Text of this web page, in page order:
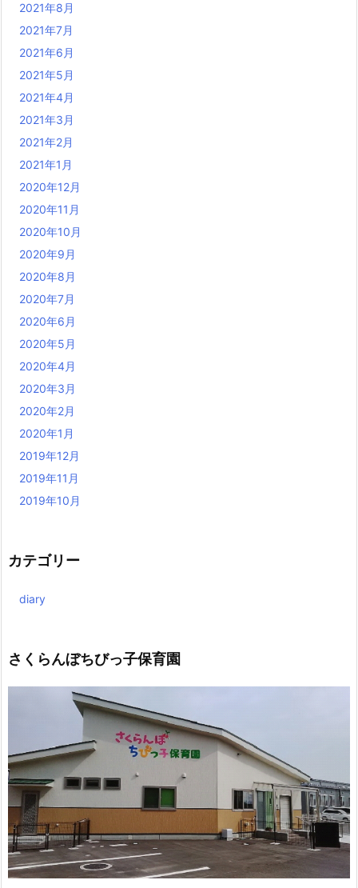
2021年8月
2021年7月
2021年6月
2021年5月
2021年4月
2021年3月
2021年2月
2021年1月
2020年12月
2020年11月
2020年10月
2020年9月
2020年8月
2020年7月
2020年6月
2020年5月
2020年4月
2020年3月
2020年2月
2020年1月
2019年12月
2019年11月
2019年10月
カテゴリー
diary
さくらんぼちびっ子保育園